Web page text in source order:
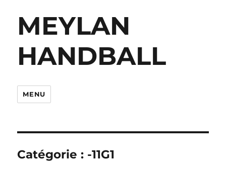
MEYLAN
HANDBALL
MENU
Catégorie : -11G1